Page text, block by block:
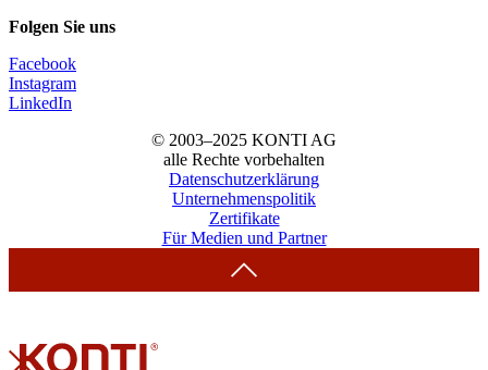
Folgen Sie uns
Facebook
Instagram
LinkedIn
© 2003–2025 KONTI AG
alle Rechte vorbehalten
Datenschutzerklärung
Unternehmenspolitik
Zertifikate
Für Medien und Partner